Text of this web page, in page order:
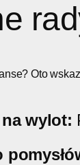
Oto
wylot: